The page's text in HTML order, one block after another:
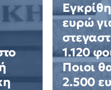
ευρώ
1.120
Ποιοι
2.500